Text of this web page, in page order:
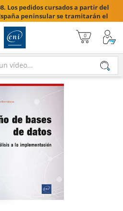
Los pedidos cursados a partir del
peninsular se tramitarán el
08/2026.
